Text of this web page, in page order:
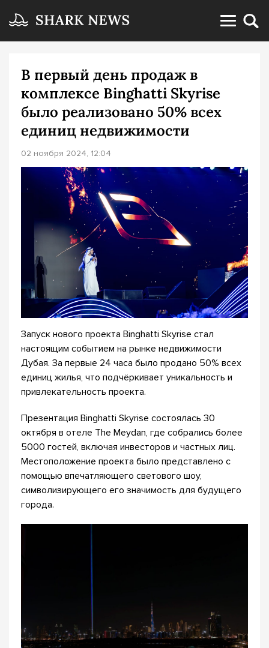
В первый день продаж в
комплексе Binghatti Skyrise
было реализовано 50% всех
единиц недвижимости
02 ноября 2024, 12:04
Запуск нового проекта Binghatti Skyrise стал
настоящим событием на рынке недвижимости
Дубая. За первые 24 часа было продано 50% всех
единиц жилья, что подчёркивает уникальность и
привлекательность проекта.
Презентация Binghatti Skyrise состоялась 30
октября в отеле The Meydan, где собрались более
5000 гостей, включая инвесторов и частных лиц.
Местоположение проекта было представлено с
помощью впечатляющего светового шоу,
символизирующего его значимость для будущего
города.